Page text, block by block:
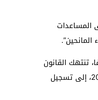
المساعدات
تنتهك القانون
الإنساني الدولي، وترفض تنفيذ أحكام قرارات مجلس الأمن الذي يدعو، منذ عام 2011، إلى تسجيل